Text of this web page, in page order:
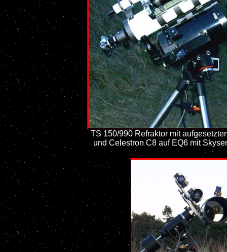
TS 150/990 Refraktor mit
und Celestron C8 auf EQ6 mit